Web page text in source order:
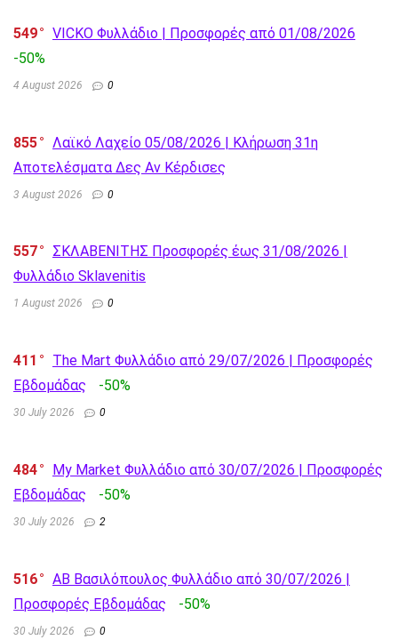
549
VICKO Φυλλάδιο | Προσφορές από 01/08/2026
-50%
4 August 2026 0
855
Λαϊκό Λαχείο 05/08/2026 | Κλήρωση 31η
Αποτελέσματα Δες Αν Κέρδισες
3 August 2026 0
557
ΣΚΛΑΒΕΝΙΤΗΣ Προσφορές έως 31/08/2026 |
Φυλλάδιο Sklavenitis
1 August 2026 0
411
The Mart Φυλλάδιο από 29/07/2026 | Προσφορές
Εβδομάδας
-50%
30 July 2026 0
484
My Market Φυλλάδιο από 30/07/2026 | Προσφορές
Εβδομάδας
-50%
30 July 2026 2
516
AB Βασιλόπουλος Φυλλάδιο από 30/07/2026 |
Προσφορές Εβδομάδας
-50%
30 July 2026 0